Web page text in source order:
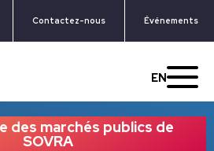
Contactez-nous Événements
EN
des marchés publics de
SOVRA